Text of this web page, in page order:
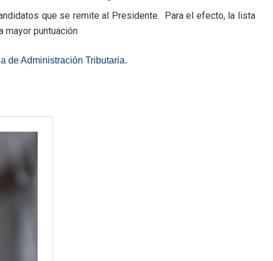
que se remite al Presidente. Para el efecto, la lista
mayor puntuación
de Administración Tributaria.